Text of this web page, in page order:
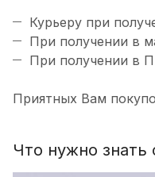
Курьеру при
При получении в
При получении в
Приятных Вам
Что нужно знать